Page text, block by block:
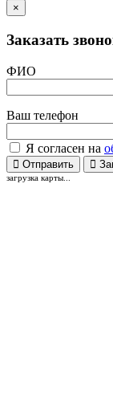
×
Заказать
ФИО
Ваш телефон
Я согласен на
Отправить
загрузка карты...